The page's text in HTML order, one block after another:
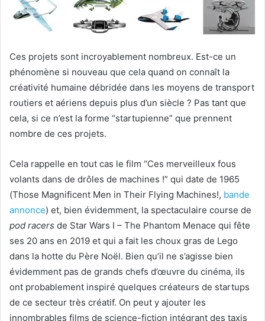
Ces projets sont incroyablement nombreux. Est-ce un
phénomène si nouveau que cela quand on connaît la
créativité humaine débridée dans les moyens de transport
routiers et aériens depuis plus d’un siècle ? Pas tant que
cela, si ce n’est la forme “startupienne” que prennent
nombre de ces projets.
Cela rappelle en tout cas le film “Ces merveilleux fous
volants dans de drôles de machines !” qui date de 1965
(Those Magnificent Men in Their Flying Machines!, bande
annonce) et, bien évidemment, la spectaculaire course de
pod racers de Star Wars I – The Phantom Menace qui fête
ses 20 ans en 2019 et qui a fait les choux gras de Lego
dans la hotte du Père Noël. Bien qu’il ne s’agisse bien
évidemment pas de grands chefs d’œuvre du cinéma, ils
ont probablement inspiré quelques créateurs de startups
de ce secteur très créatif. On peut y ajouter les
innombrables films de science-fiction intégrant des taxis